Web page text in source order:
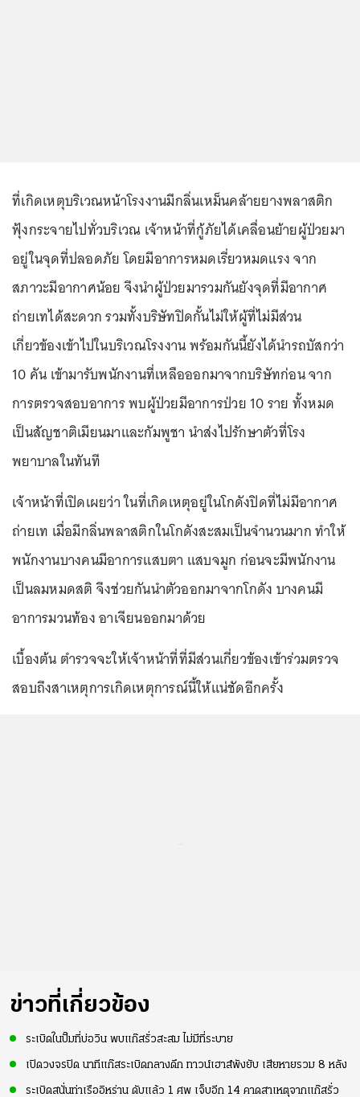
ที่เกิดเหตุบริเวณหน้าโรงงานมีกลิ่นเหม็นคล้ายยางพลาสติก
ฟุ้งกระจายไปทั่วบริเวณ เจ้าหน้าที่กู้ภัยได้เคลื่อนย้ายผู้ป่วยมา
อยู่ในจุดที่ปลอดภัย โดยมีอาการหมดเรี่ยวหมดแรง จาก
สภาวะมีอากาศน้อย จึงนำผู้ป่วยมารวมกันยังจุดที่มีอากาศ
ถ่ายเทได้สะดวก รวมทั้งบริษัทปิดกั้นไม่ให้ผู้ที่ไม่มีส่วน
เกี่ยวข้องเข้าไปในบริเวณโรงงาน พร้อมกันนี้ยังได้นำรถบัสกว่า
10 คัน เข้ามารับพนักงานที่เหลือออกมาจากบริษัทก่อน จาก
การตรวจสอบอาการ พบผู้ป่วยมีอาการป่วย 10 ราย ทั้งหมด
เป็นสัญชาติเมียนมาและกัมพูชา นำส่งไปรักษาตัวที่โรง
พยาบาลในทันที
เจ้าหน้าที่เปิดเผยว่า ในที่เกิดเหตุอยู่ในโกดังปิดที่ไม่มีอากาศ
ถ่ายเท เมื่อมีกลิ่นพลาสติกในโกดังสะสมเป็นจำนวนมาก ทำให้
พนักงานบางคนมีอาการแสบตา แสบจมูก ก่อนจะมีพนักงาน
เป็นลมหมดสติ จึงช่วยกันนำตัวออกมาจากโกดัง บางคนมี
อาการมวนท้อง อาเจียนออกมาด้วย
เบื้องต้น ตำรวจจะให้เจ้าหน้าที่ที่มีส่วนเกี่ยวข้องเข้าร่วมตรวจ
สอบถึงสาเหตุการเกิดเหตุการณ์นี้ให้แน่ชัดอีกครั้ง
ข่าวที่เกี่ยวข้อง
ระเบิดในปั๊มที่บ่อวิน พบแก๊สรั่วสะสม ไม่มีที่ระบาย
เปิดวงจรปิด นาทีแก๊สระเบิดกลางดึก ทาวน์เฮาส์พังยับ เสียหายรวม 8 หลัง
ระเบิดสนั่นท่าเรืออิหร่าน ดับแล้ว 1 ศพ เจ็บอีก 14 คาดสาเหตุจากแก๊สรั่ว